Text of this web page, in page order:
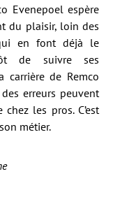
Evenepoel espère
du plaisir, loin des
en font déjà le
de suivre ses
carrière de Remco
erreurs peuvent
les pros. C’est
métier.